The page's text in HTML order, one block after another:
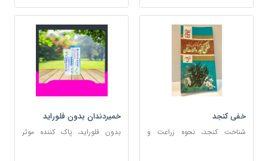
خفی کنجد
شناخت کنجد، نحوه زراعت و
خمیردندان بدون فلوراید
آلفادنت
بدون فلوراید، پاک کننده موثر